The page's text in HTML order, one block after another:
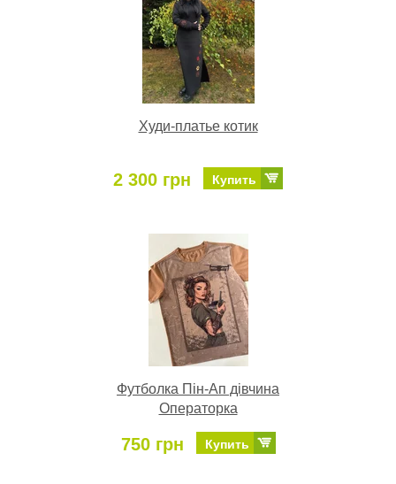
Худи-платье котик
2 300 грн Купить
Футболка Пін-Ап дівчина
Операторка
750 грн Купить